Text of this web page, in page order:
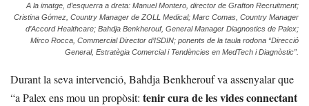
A la imatge, d’esquerra a dreta: Manuel Montero, director de Grafton Recruitment;
Cristina Gómez, Country Manager de ZOLL Medical; Marc Comas, Country Manager
d’Accord Healthcare; Bahdja Benkherouf, General Manager Diagnostics de Palex;
Mirco Rocca, Commercial Director d’ISDIN; ponents de la taula rodona “Direcció
General, Estratègia Comercial i Tendències en MedTech i Diagnòstic”.
Durant la seva intervenció, Bahdja Benkherouf va assenyalar que
“a Palex ens mou un propòsit: tenir cura de les vides connectant